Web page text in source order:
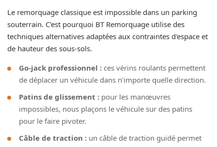
Le remorquage classique est impossible dans un parking
souterrain. C'est pourquoi BT Remorquage utilise des
techniques alternatives adaptées aux contraintes d'espace et
de hauteur des sous-sols.
Go-jack professionnel : ces vérins roulants permettent
de déplacer un véhicule dans n'importe quelle direction.
Patins de glissement : pour les manœuvres
impossibles, nous plaçons le véhicule sur des patins
pour le faire pivoter.
Câble de traction : un câble de traction guidé permet